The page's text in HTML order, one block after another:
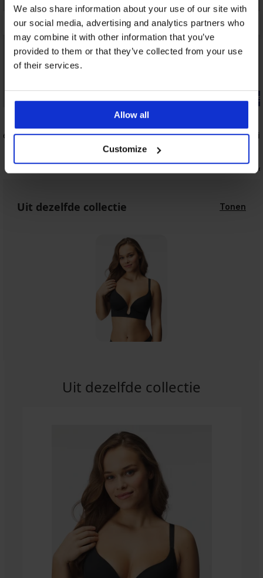
We also share information about your use of our site with
our social media, advertising and analytics partners who
may combine it with other information that you’ve
provided to them or that they’ve collected from your use
of their services.
Allow all
Customize
bh
Bh Sophia Bardot
-25% ALL25
Bh Anna
47,24 €
Uit dezelfde collectie Tonen
Uit dezelfde collectie